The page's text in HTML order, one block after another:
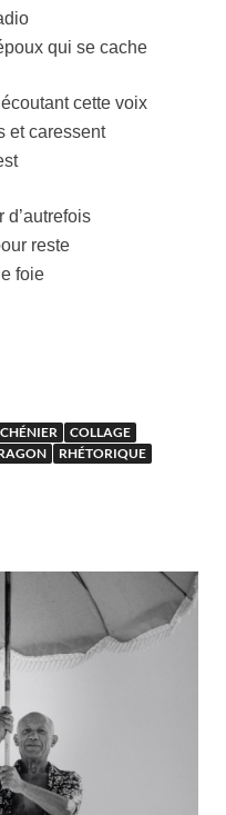
qui se cache
cette voix
et caressent
d’autrefois
reste
foie
CHÉNIER
COLLAGE
RHÉTORIQUE